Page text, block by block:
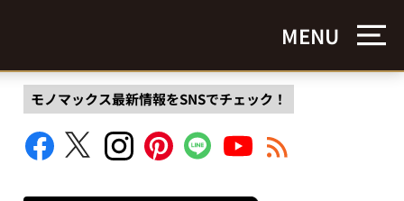
MENU
モノマックス最新情報をSNSでチェック！